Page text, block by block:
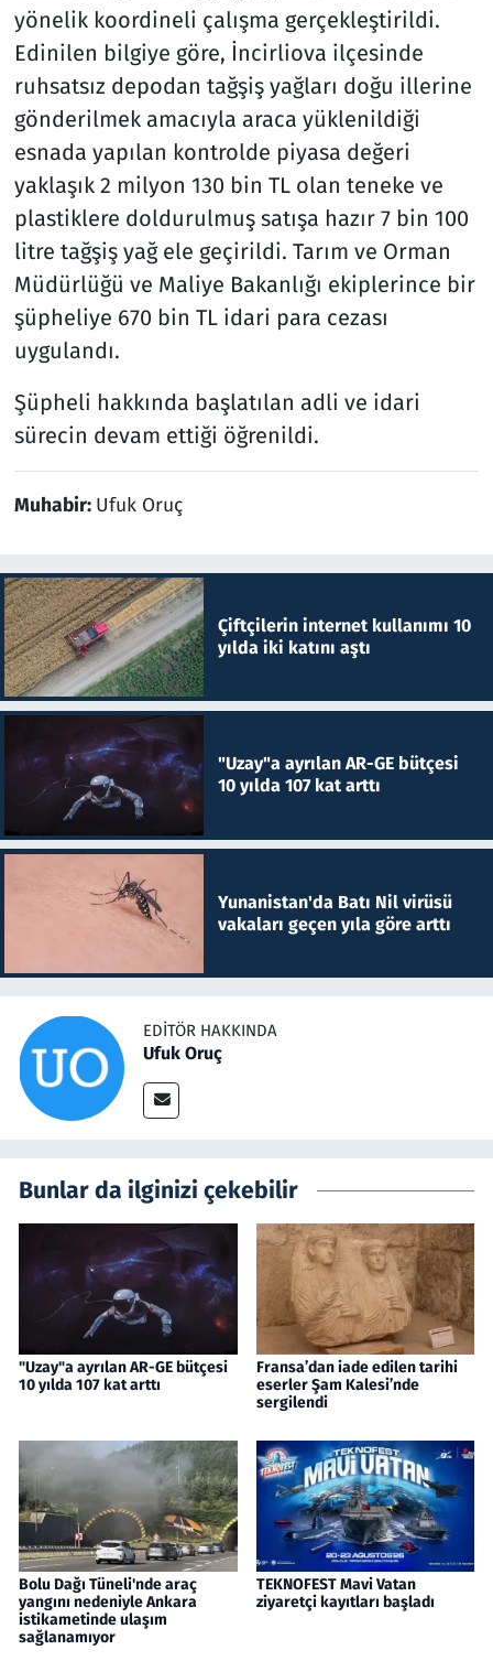
yönelik koordineli çalışma gerçekleştirildi.
Edinilen bilgiye göre, İncirliova ilçesinde
ruhsatsız depodan tağşiş yağları doğu illerine
gönderilmek amacıyla araca yüklenildiği
esnada yapılan kontrolde piyasa değeri
yaklaşık 2 milyon 130 bin TL olan teneke ve
plastiklere doldurulmuş satışa hazır 7 bin 100
litre tağşiş yağ ele geçirildi. Tarım ve Orman
Müdürlüğü ve Maliye Bakanlığı ekiplerince bir
şüpheliye 670 bin TL idari para cezası
uygulandı.
Şüpheli hakkında başlatılan adli ve idari
sürecin devam ettiği öğrenildi.
Muhabir: Ufuk Oruç
Çiftçilerin internet kullanımı 10
yılda iki katını aştı
"Uzay"a ayrılan AR-GE bütçesi
10 yılda 107 kat arttı
Yunanistan'da Batı Nil virüsü
vakaları geçen yıla göre arttı
EDITÖR HAKKINDA
Ufuk Oruç
Bunlar da ilginizi çekebilir
"Uzay"a ayrılan AR-GE bütçesi
10 yılda 107 kat arttı
Fransa’dan iade edilen tarihi
eserler Şam Kalesi’nde
sergilendi
Bolu Dağı Tüneli'nde araç
yangını nedeniyle Ankara
istikametinde ulaşım
sağlanamıyor
TEKNOFEST Mavi Vatan
ziyaretçi kayıtları başladı
Spor
Teknoloji ve Bilim
Televizyon